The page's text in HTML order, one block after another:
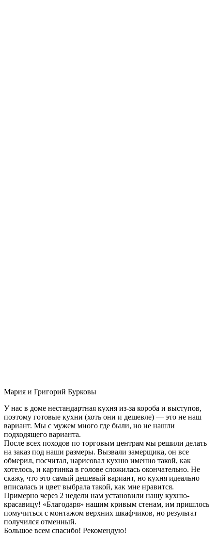
Мария и Григорий Бурковы
У нас в доме нестандартная кухня из-за короба и выступов,
поэтому готовые кухни (хоть они и дешевле) — это не наш
вариант. Мы с мужем много где были, но не нашли
подходящего варианта.
После всех походов по торговым центрам мы решили делать
на заказ под наши размеры. Вызвали замерщика, он все
обмерил, посчитал, нарисовал кухню именно такой, как
хотелось, и картинка в голове сложилась окончательно. Не
скажу, что это самый дешевый вариант, но кухня идеально
вписалась и цвет выбрала такой, как мне нравится.
Примерно через 2 недели нам установили нашу кухню-
красавицу! «Благодаря» нашим кривым стенам, им пришлось
помучиться с монтажом верхних шкафчиков, но результат
получился отменный.
Большое всем спасибо! Рекомендую!